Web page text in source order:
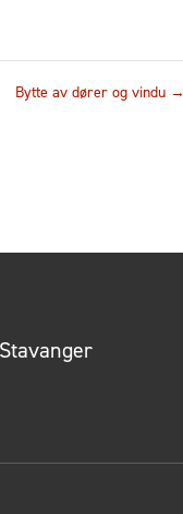
Bytte av dører og vindu →